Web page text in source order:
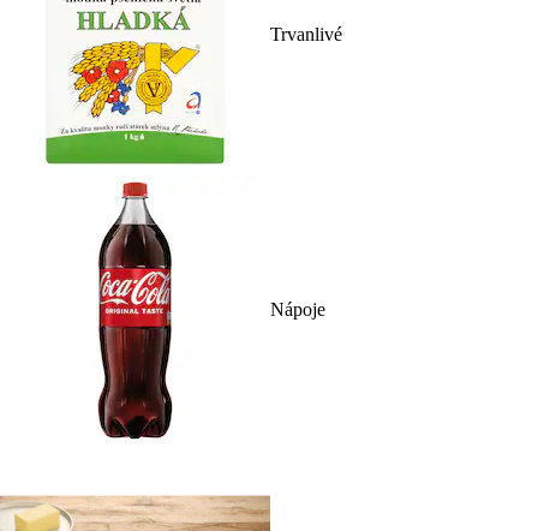
Trvanlivé
Nápoje